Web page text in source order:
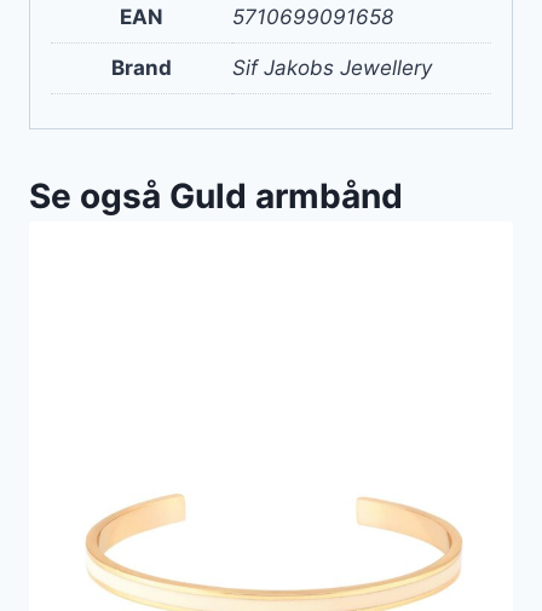
EAN 5710699091658
Brand Sif Jakobs Jewellery
Se også Guld armbånd